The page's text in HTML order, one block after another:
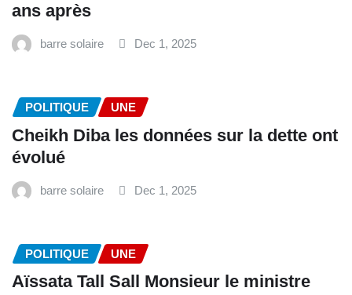
ans après
barre solaire Dec 1, 2025
POLITIQUE UNE
Cheikh Diba les données sur la dette ont
évolué
barre solaire Dec 1, 2025
POLITIQUE UNE
Aïssata Tall Sall Monsieur le ministre